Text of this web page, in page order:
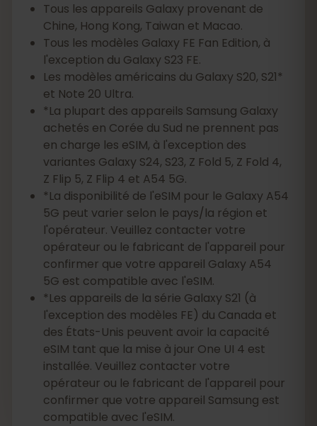
Tous les appareils Galaxy provenant de
Chine, Hong Kong, Taiwan et Macao.
Tous les modèles Galaxy FE Fan Edition, à
l'exception du Galaxy S23 FE.
Les modèles américains du Galaxy S20, S21*
et Note 20 Ultra.
*La plupart des appareils Samsung Galaxy
achetés en Corée du Sud ne prennent pas
en charge les eSIM, à l'exception des
variantes Galaxy S24, S23, Z Fold 5, Z Fold 4,
Z Flip 5, Z Flip 4 et A54 5G.
*La disponibilité de l'eSIM pour le Galaxy A54
5G peut varier selon le pays/la région et
l'opérateur. Veuillez contacter votre
opérateur ou le fabricant de l'appareil pour
confirmer que votre appareil Galaxy A54
5G est compatible avec l'eSIM.
*Les appareils de la série Galaxy S21 (à
l'exception des modèles FE) du Canada et
des États-Unis peuvent avoir la capacité
eSIM tant que la mise à jour One UI 4 est
installée. Veuillez contacter votre
opérateur ou le fabricant de l'appareil pour
confirmer que votre appareil Samsung est
compatible avec l'eSIM.